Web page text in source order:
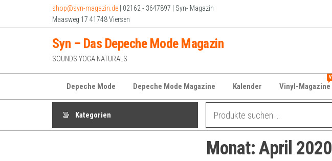
shop@syn-magazin.de | 02162 - 3647897 | Syn- Magazin
Maasweg 17 41748 Viersen
Syn – Das Depeche Mode Magazin
SOUNDS YOGA NATURALS
Depeche Mode Depeche Mode Magazine Kalender Vinyl-Magazine
Kategorien
Monat:April 2020